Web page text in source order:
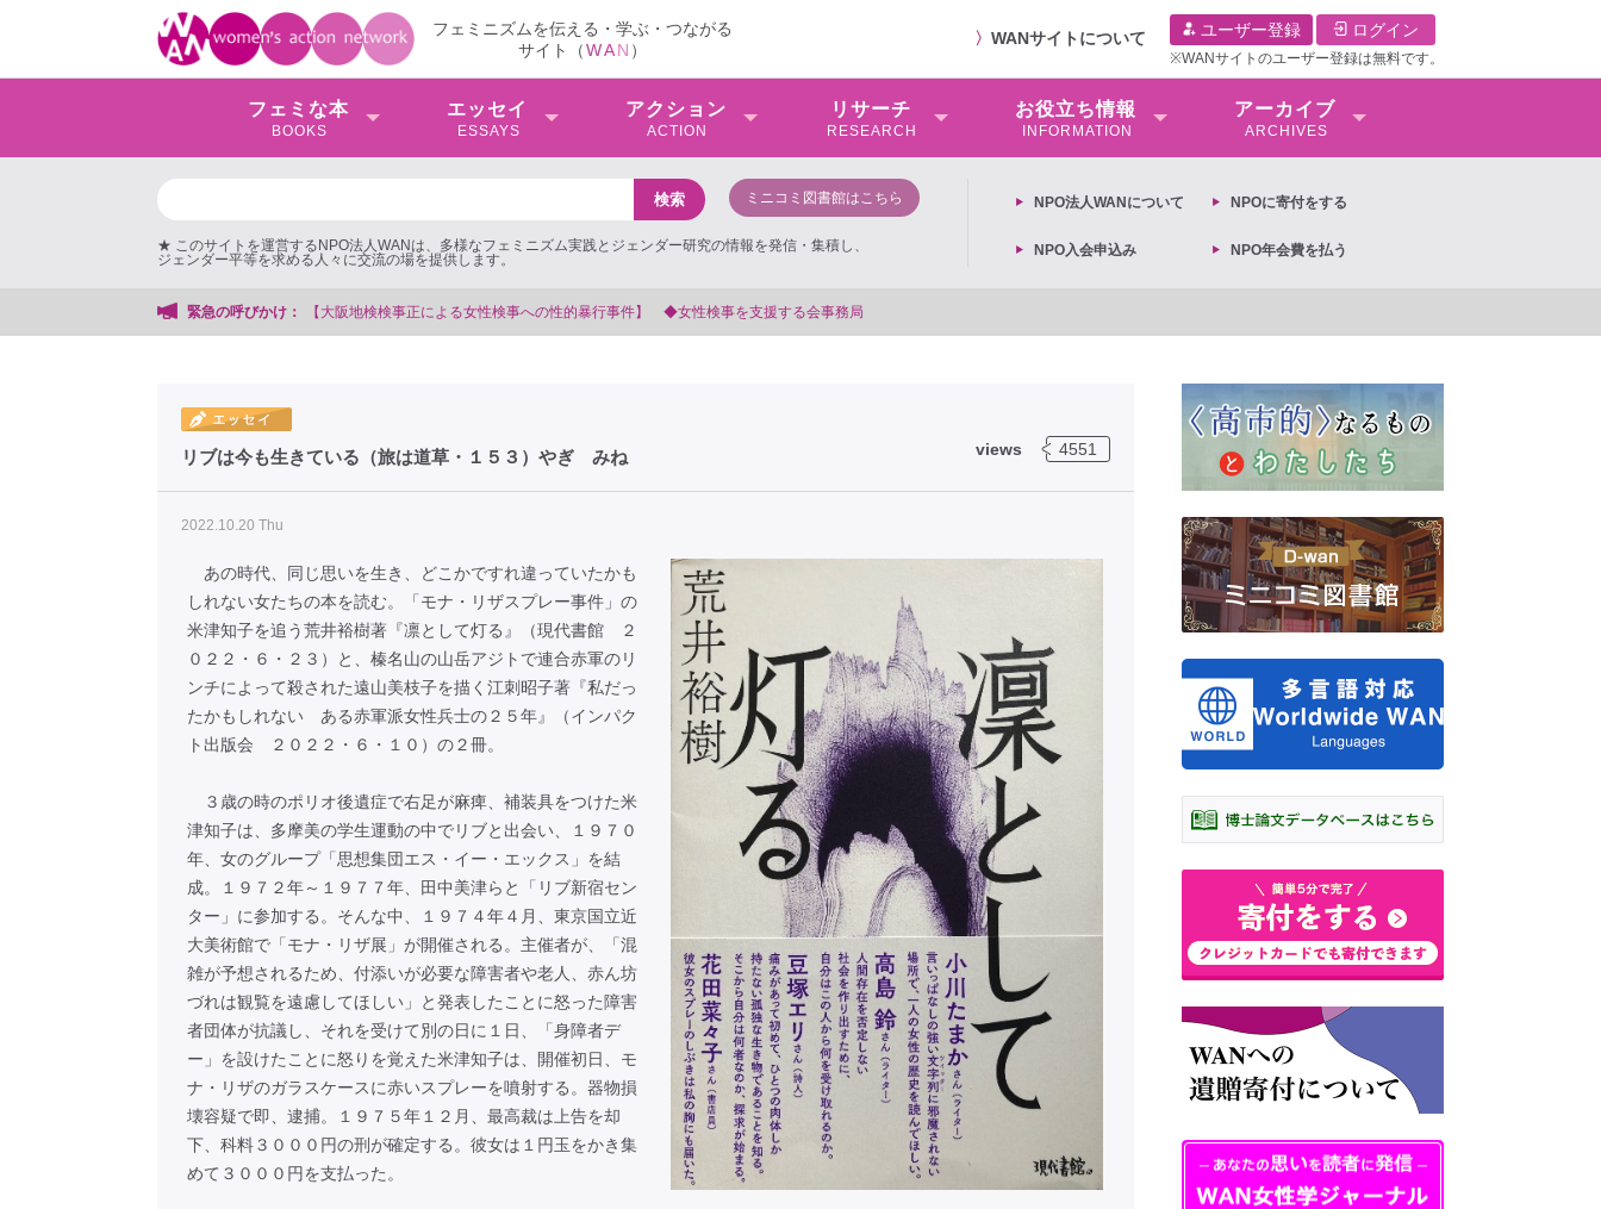
フェミニズムを伝える・学ぶ・つながる
サイト（WAN ）
〉 WANサイトについて ユーザー登録 ログイン
※WANサイトのユーザー登録は無料です。
フェミな本
BOOKS
エッセイ
ESSAYS
アクション
ACTION
リサーチ
RESEARCH
お役⽴ち情報
INFORMATION
アーカイブ
ARCHIVES
ミニコミ図書館はこちら
★ このサイトを運営するNPO法人WANは、多様なフェミニズム実践とジェンダー研究の情報を発信・集積し、
ジェンダー平等を求める人々に交流の場を提供します。
NPO法⼈WANについて NPOに寄付をする
NPO入会申込み NPO年会費を払う
緊急の呼びかけ： 【抗議文】2026年3月13日第6次男女共同参画基本計画の閣議決定への抗議文 ◆女性差別撤廃条約実現アクション 亀永能布子
views 4551
リブは今も生きている（旅は道草・１５３）やぎ みね
2022.10.20 Thu
あの時代、同じ思いを生き、どこかですれ違っていたかも
しれない女たちの本を読む。「モナ・リザスプレー事件」の
米津知子を追う荒井裕樹著『凛として灯る』（現代書館 ２
０２２・６・２３）と、榛名山の山岳アジトで連合赤軍のリ
ンチによって殺された遠山美枝子を描く江刺昭子著『私だっ
たかもしれない ある赤軍派女性兵士の２５年』（インパク
ト出版会 ２０２２・６・１０）の２冊。
３歳の時のポリオ後遺症で右足が麻痺、補装具をつけた米
津知子は、多摩美の学生運動の中でリブと出会い、１９７０
年、女のグループ「思想集団エス・イー・エックス」を結
成。１９７２年～１９７７年、田中美津らと「リブ新宿セン
ター」に参加する。そんな中、１９７４年４月、東京国立近
大美術館で「モナ・リザ展」が開催される。主催者が、「混
雑が予想されるため、付添いが必要な障害者や老人、赤ん坊
づれは観覧を遠慮してほしい」と発表したことに怒った障害
者団体が抗議し、それを受けて別の日に１日、「身障者デ
ー」を設けたことに怒りを覚えた米津知子は、開催初日、モ
ナ・リザのガラスケースに赤いスプレーを噴射する。器物損
壊容疑で即、逮捕。１９７５年１２月、最高裁は上告を却
下、科料３０００円の刑が確定する。彼女は１円玉をかき集
めて３０００円を支払った。